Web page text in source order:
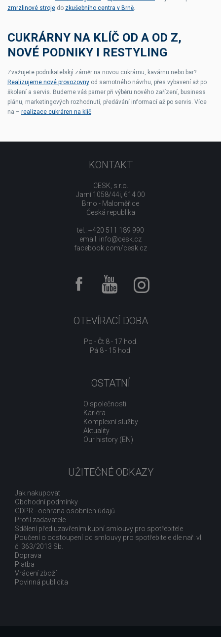
zmrzlinové stroje do zkušebního centra v Brně
CUKRÁRNY NA KLÍČ OD A OD Z,
NOVÉ PODNIKY I RESTYLING
Zvažujete podnikatelský záměr na novou cukrárnu, kavárnu nebo bar?
Realizujeme nové provozovny od samotného návrhu, přes vybavení až po
školení a servis. Budeme váš parner při výběru nového zařízení, business
plánu, marketingových rozhodnutí, předávání informací až po servis. Více
na – realizace cukráren na klíč
KONTAKT
CESK, s.r.o.
Jarní 1058/44i, 614 00
Brno - Maloměřice
Česká republika
tel.: +420 511 189 990
email: info@cesk.cz
facebook.com/cesk.cz
OTEVÍRACÍ DOBA
Po - Čt 8 - 17 hod.
Pá 8 - 15 hod.
OSTATNÍ
O společnosti
Kariéra
Komplexní služby
Aktuality
Our history (EN)
UŽITEČNÉ ODKAZY
Jak nakupovat
Obchodní podmínky
GDPR - ochrana osobních údajů
Profil zadavatele
Sdělení před uzavřením kupní smlouvy pro spotřebitele
Poučení o odstoupení od smlouvy pro spotřebitele dle nař. vl.
č. 363/2013 Sb.
Doprava
Platba
Vrácení zboží
Povinná publicita